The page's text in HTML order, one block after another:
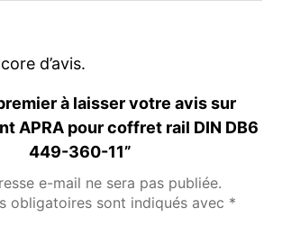
d’avis.
à laisser votre avis sur
APRA pour coffret rail DIN DB6
449-360-11”
e-mail ne sera pas publiée.
obligatoires sont indiqués avec *